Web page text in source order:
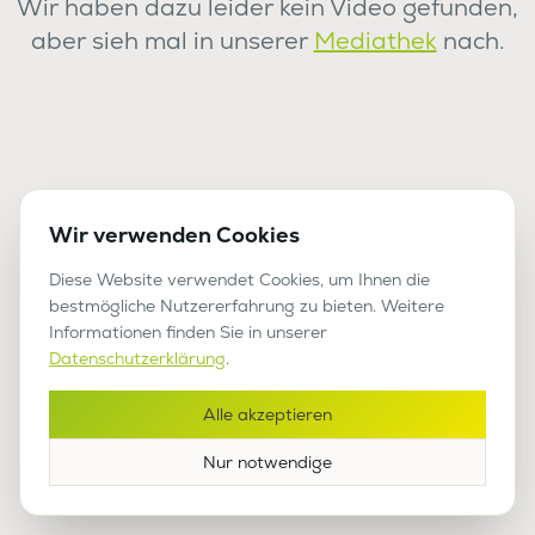
Wir haben dazu leider kein Video gefunden,
aber sieh mal in unserer Mediathek nach.
Wir verwenden Cookies
Diese Website verwendet Cookies, um Ihnen die
bestmögliche Nutzererfahrung zu bieten. Weitere
Informationen finden Sie in unserer
Datenschutzerklärung.
Alle akzeptieren
Nur notwendige